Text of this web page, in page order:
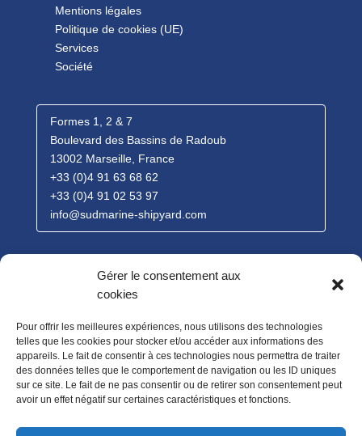
Gérer le consentement aux
cookies
Pour offrir les meilleures expériences, nous utilisons des technologies
telles que les cookies pour stocker et/ou accéder aux informations des
appareils. Le fait de consentir à ces technologies nous permettra de traiter
des données telles que le comportement de navigation ou les ID uniques
sur ce site. Le fait de ne pas consentir ou de retirer son consentement peut
avoir un effet négatif sur certaines caractéristiques et fonctions.
Mentions légales
Politique de cookies (UE)
Services
Société
Formes 1, 2 & 7
Boulevard des Bassins de Radoub
13002 Marseille, France
+33 (0)4 91 63 68 62
+33 (0)4 91 02 53 97
info@sudmarine-shipyard.com
Contact Commercial
Emma Henry |Commerciale
e.henry@sudmarine-shipyard.com